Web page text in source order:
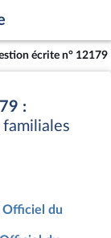
écrite n° 12179
:
Officiel du